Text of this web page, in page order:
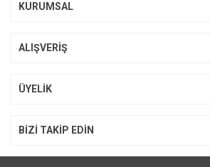
KURUMSAL
ALIŞVERİŞ
ÜYELİK
BİZİ TAKİP EDİN